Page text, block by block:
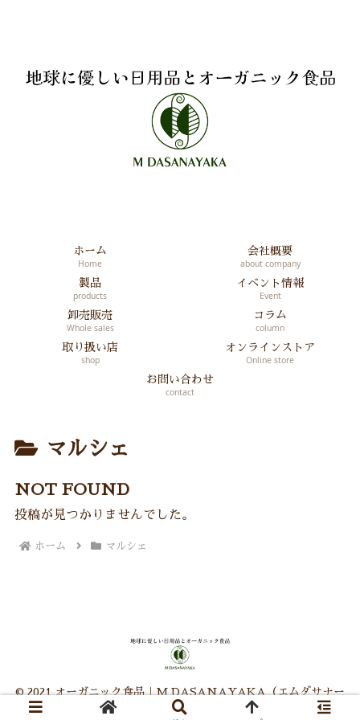
ホーム
Home
会社概要
about company
製品
products
イベント情報
Event
卸売販売
Whole sales
コラム
column
取り扱い店
shop
オンラインストア
Online store
お問い合わせ
contact
マルシェ
NOT FOUND
投稿が見つかりませんでした。
ホーム マルシェ
© 2021 オーガニック食品｜M DASANAYAKA（エムダサナー
ヤカ）.